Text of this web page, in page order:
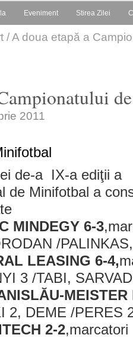
Eveniment Stirea Zilei
/ A doua etapă a
2011
de-a IX-a ediţii a
de Minifotbal a
MINDEGY 6-3
/
LEASING 6-4,
3 /TABI,
MEISTER
2, DEME /PERES
2-2